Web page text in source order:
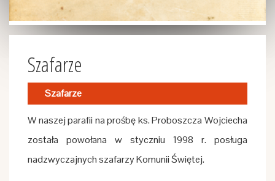
Szafarze
Szafarze
W naszej parafii na prośbę ks. Proboszcza Wojciecha
została powołana w styczniu 1998 r. posługa
nadzwyczajnych szafarzy Komunii Świętej.